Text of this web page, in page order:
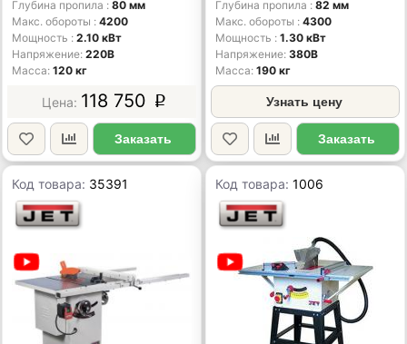
Глубина пропила
80 мм
Макс. обороты
4200
Мощность
2.10 кВт
Напряжение 220В
Масса 120 кг
118 750 p
Заказать
Глубина пропила
82 мм
Макс. обороты
4300
Мощность
1.30 кВт
Напряжение 380В
Масса 190 кг
Узнать цену
Заказать
Код товара: 35391 Код товара:1006